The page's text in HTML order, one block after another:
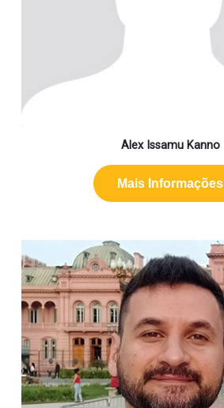
Alex Issamu Kanno
Mais Informações